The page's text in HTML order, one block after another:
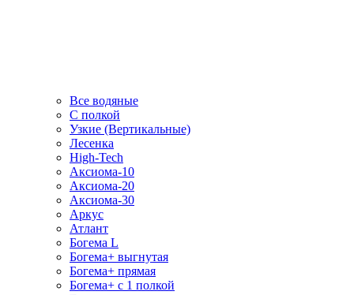
Все водяные
С полкой
Узкие (Вертикальные)
Лесенка
High-Tech
Аксиома-10
Аксиома-20
Аксиома-30
Аркус
Атлант
Богема L
Богема+ выгнутая
Богема+ прямая
Богема+ с 1 полкой